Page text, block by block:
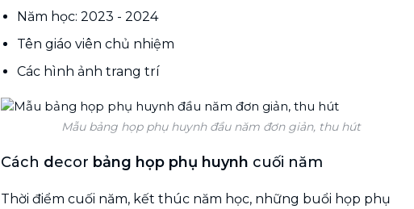
Năm học: 2023 - 2024
Tên giáo viên chủ nhiệm
Các hình ảnh trang trí
Mẫu bảng họp phụ huynh đầu năm đơn giản, thu hút
Cách decor bảng họp phụ huynh cuối năm
Thời điểm cuối năm, kết thúc năm học, những buổi họp phụ